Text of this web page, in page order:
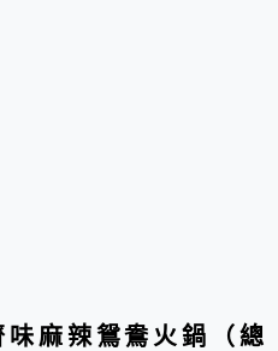
味麻辣鴛鴦火鍋（總